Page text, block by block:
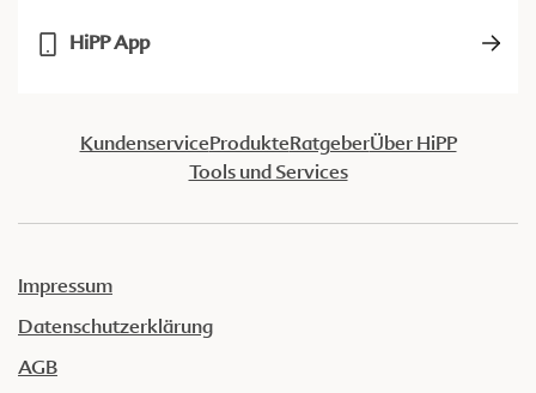
HiPP App
KundenserviceProdukteRatgeberÜber HiPP
Tools und Services
Impressum
Datenschutzerklärung
AGB